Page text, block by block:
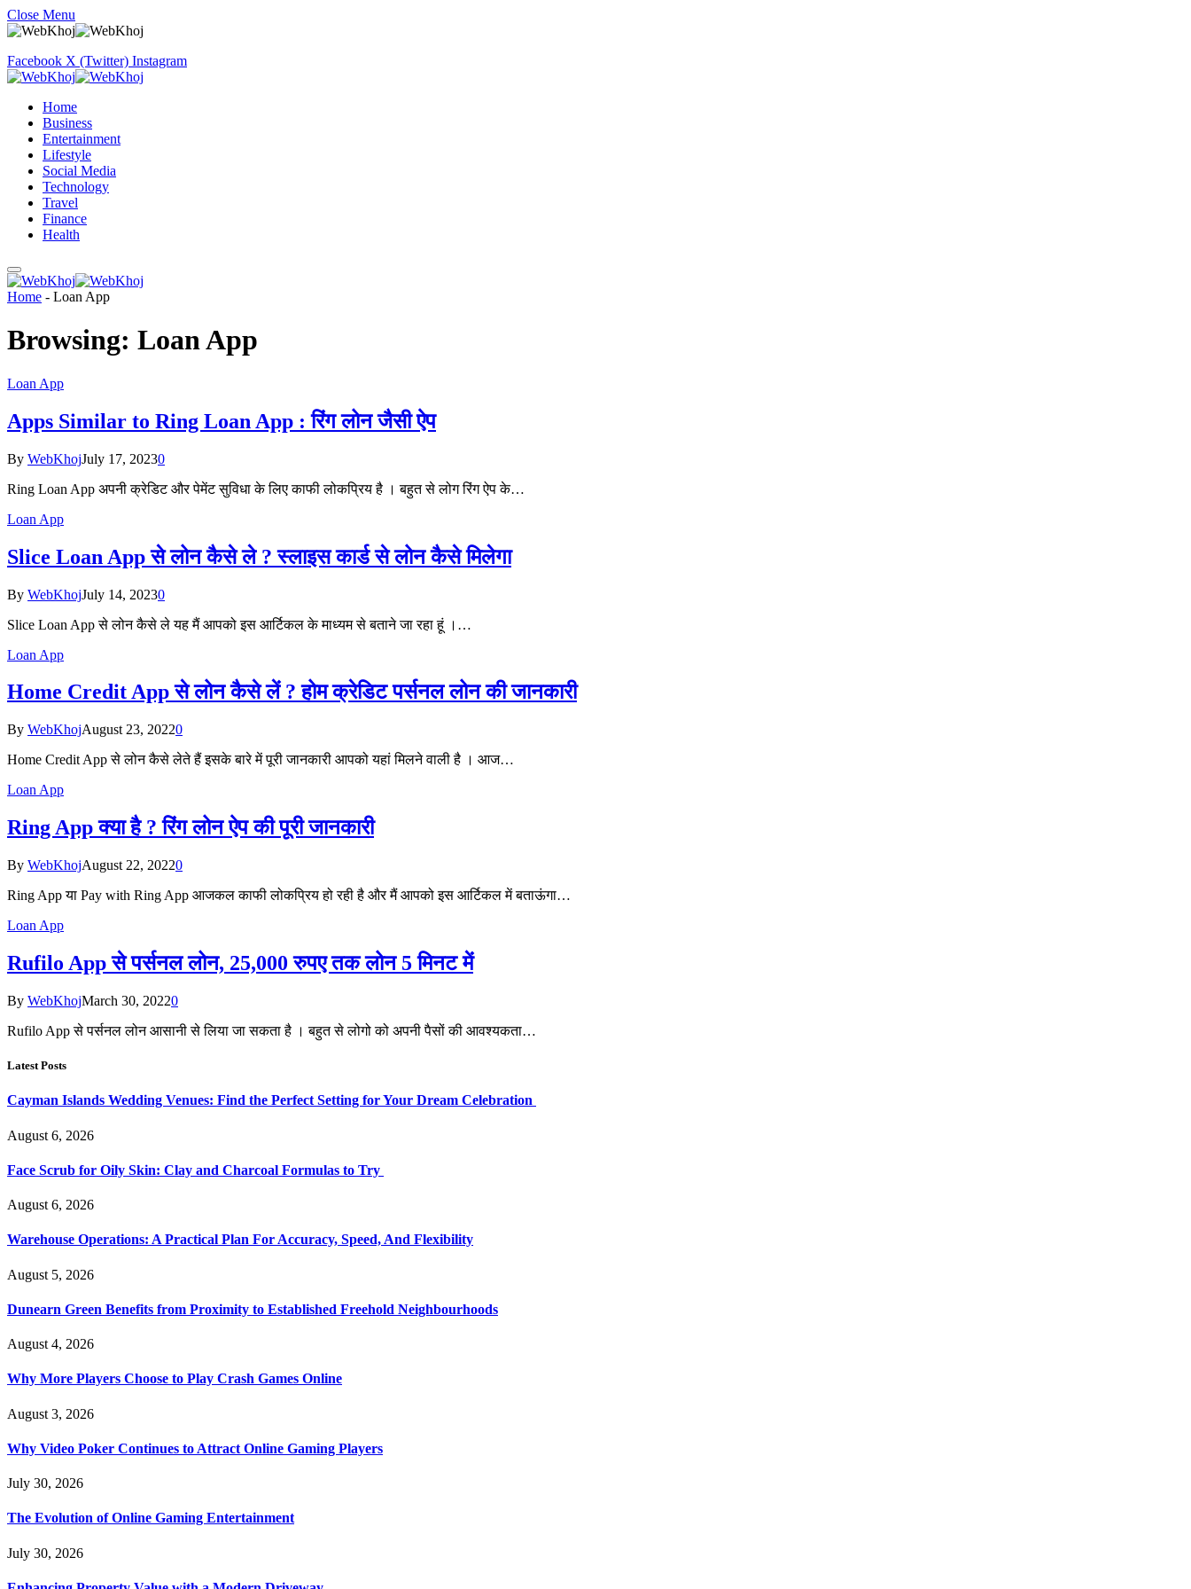
Close Menu
Facebook X (Twitter) Instagram
Home
Business
Entertainment
Lifestyle
Social Media
Technology
Travel
Finance
Health
Home - Loan App
Browsing: Loan App
Loan App
Apps Similar to Ring Loan App : रिंग लोन जैसी ऐप
By WebKhojJuly 17, 20230
Ring Loan App अपनी क्रेडिट और पेमेंट सुविधा के लिए काफी लोकप्रिय है । बहुत से लोग रिंग ऐप के…
Loan App
Slice Loan App से लोन कैसे ले ? स्लाइस कार्ड से लोन कैसे मिलेगा
By WebKhojJuly 14, 20230
Slice Loan App से लोन कैसे ले यह मैं आपको इस आर्टिकल के माध्यम से बताने जा रहा हूं ।…
Loan App
Home Credit App से लोन कैसे लें ? होम क्रेडिट पर्सनल लोन की जानकारी
By WebKhojAugust 23, 20220
Home Credit App से लोन कैसे लेते हैं इसके बारे में पूरी जानकारी आपको यहां मिलने वाली है । आज…
Loan App
Ring App क्या है ? रिंग लोन ऐप की पूरी जानकारी
By WebKhojAugust 22, 20220
Ring App या Pay with Ring App आजकल काफी लोकप्रिय हो रही है और मैं आपको इस आर्टिकल में बताऊंगा…
Loan App
Rufilo App से पर्सनल लोन, 25,000 रुपए तक लोन 5 मिनट में
By WebKhojMarch 30, 20220
Rufilo App से पर्सनल लोन आसानी से लिया जा सकता है । बहुत से लोगो को अपनी पैसों की आवश्यकता…
Latest Posts
Cayman Islands Wedding Venues: Find the Perfect Setting for Your Dream Celebration
August 6, 2026
Face Scrub for Oily Skin: Clay and Charcoal Formulas to Try
August 6, 2026
Warehouse Operations: A Practical Plan For Accuracy, Speed, And Flexibility
August 5, 2026
Dunearn Green Benefits from Proximity to Established Freehold Neighbourhoods
August 4, 2026
Why More Players Choose to Play Crash Games Online
August 3, 2026
Why Video Poker Continues to Attract Online Gaming Players
July 30, 2026
The Evolution of Online Gaming Entertainment
July 30, 2026